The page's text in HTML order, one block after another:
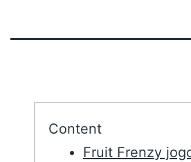
Content
Fruit Frenzy